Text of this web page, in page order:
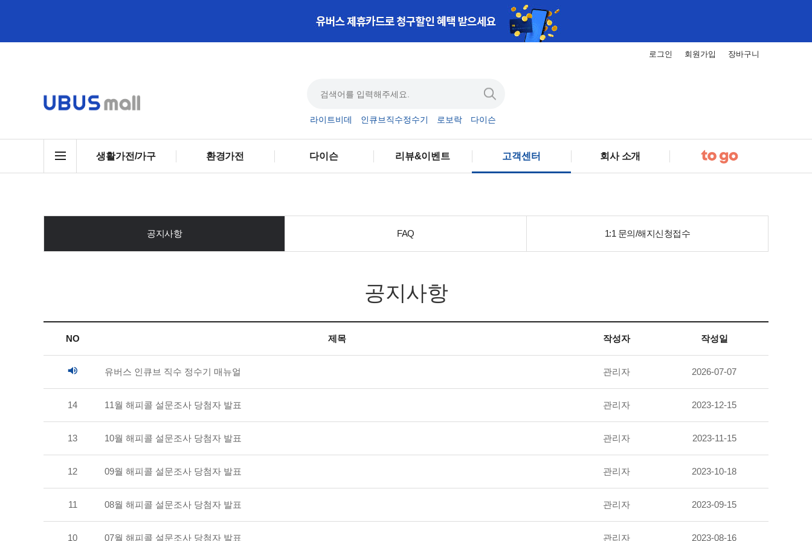
로그인 회원가입 장바구니
라이트비데 인큐브직수정수기 로보락 다이슨
생활가전/가구 환경가전 다이슨 리뷰&이벤트 고객센터 회사 소개
공지사항 FAQ 1:1 문의/해지신청접수
공지사항
NO 제목 작성자 작성일
유버스 인큐브 직수 정수기 매뉴얼 관리자 2026-07-07
14 11월 해피콜 설문조사 당첨자 발표 관리자 2023-12-15
13 10월 해피콜 설문조사 당첨자 발표 관리자 2023-11-15
12 09월 해피콜 설문조사 당첨자 발표 관리자 2023-10-18
11 08월 해피콜 설문조사 당첨자 발표 관리자 2023-09-15
10 07월 해피콜 설문조사 당첨자 발표 관리자 2023-08-16